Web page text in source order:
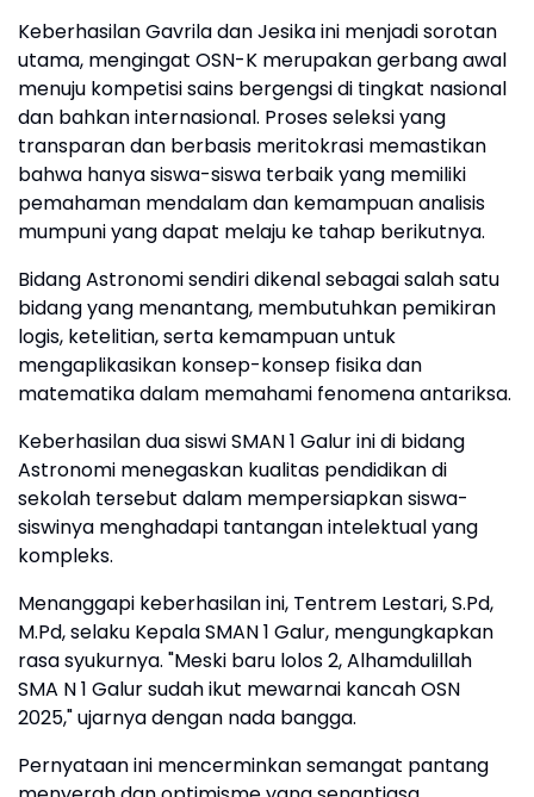
Keberhasilan Gavrila dan Jesika ini menjadi sorotan
utama, mengingat OSN-K merupakan gerbang awal
menuju kompetisi sains bergengsi di tingkat nasional
dan bahkan internasional. Proses seleksi yang
transparan dan berbasis meritokrasi memastikan
bahwa hanya siswa-siswa terbaik yang memiliki
pemahaman mendalam dan kemampuan analisis
mumpuni yang dapat melaju ke tahap berikutnya.
Bidang Astronomi sendiri dikenal sebagai salah satu
bidang yang menantang, membutuhkan pemikiran
logis, ketelitian, serta kemampuan untuk
mengaplikasikan konsep-konsep fisika dan
matematika dalam memahami fenomena antariksa.
Keberhasilan dua siswi SMAN 1 Galur ini di bidang
Astronomi menegaskan kualitas pendidikan di
sekolah tersebut dalam mempersiapkan siswa-
siswinya menghadapi tantangan intelektual yang
kompleks.
Menanggapi keberhasilan ini, Tentrem Lestari, S.Pd,
M.Pd, selaku Kepala SMAN 1 Galur, mengungkapkan
rasa syukurnya. "Meski baru lolos 2, Alhamdulillah
SMA N 1 Galur sudah ikut mewarnai kancah OSN
2025," ujarnya dengan nada bangga.
Pernyataan ini mencerminkan semangat pantang